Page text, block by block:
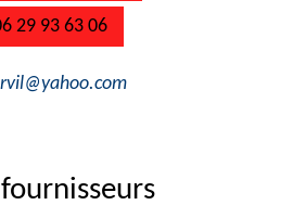
29 93 63 06